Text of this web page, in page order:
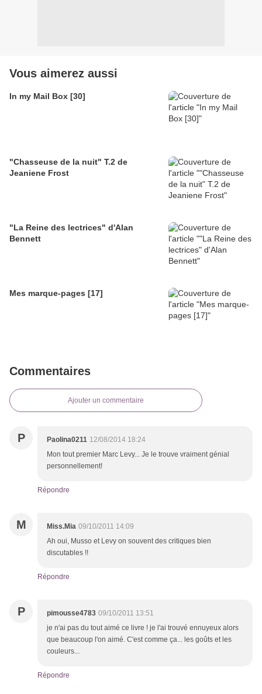
Vous aimerez aussi
In my Mail Box [30]
"Chasseuse de la nuit" T.2 de
Jeaniene Frost
"La Reine des lectrices" d'Alan
Bennett
Mes marque-pages [17]
Commentaires
Ajouter un commentaire
P Paolina0211 12/08/2014 18:24
Mon tout premier Marc Levy... Je le trouve vraiment génial
personnellement!
Répondre
M Miss.Mia 09/10/2011 14:09
Ah oui, Musso et Levy on souvent des critiques bien
discutables !!
Répondre
P pimousse4783 09/10/2011 13:51
je n'ai pas du tout aimé ce livre ! je l'ai trouvé ennuyeux alors
que beaucoup l'on aimé. C'est comme ça... les goûts et les
couleurs...
Répondre